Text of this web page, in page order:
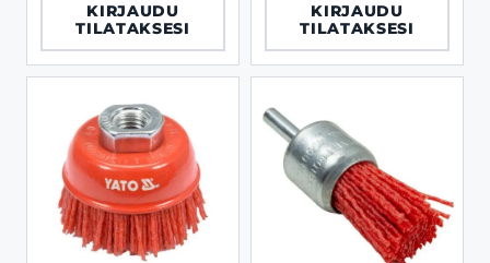
KIRJAUDU
TILATAKSESI
KIRJAUDU
TILATAKSESI